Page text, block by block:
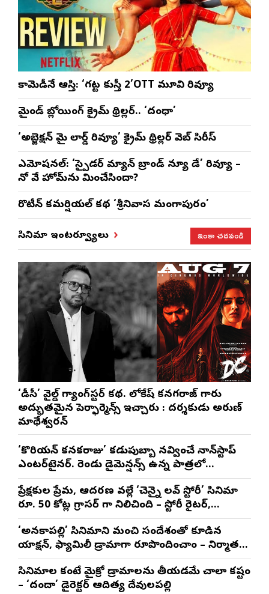
కామెడీనే ఆస్తి: ‘గట్ట కుస్తీ 2’OTT మూవి రివ్యూ
మైండ్ బ్లోయింగ్ క్రైమ్ థ్రిల్లర్.. ‘దంధా’
‘అబ్జెక్ష‌న్ మై లార్డ్ రివ్యూ’ క్రైమ్ థ్రిల్ల‌ర్ వెబ్ సిరీస్
ఎమోష‌న‌ల్‌: ‘స్పైడర్ మ్యాన్ బ్రాండ్ న్యూ డే’ రివ్యూ –
నో వే హోమ్‌ను మించేసిందా?
రొటీన్‌ కమర్షియల్‌ కథ ‘శ్రీనివాస మంగాపురం’
సినిమా ఇంటర్వ్యూలు ఇంకా చదవండి
‘డీసీ’ వైల్డ్ గ్యాంగ్‌స్టర్ కథ. లోకేష్ కనగరాజ్ గారు
అద్భుతమైన పెర్ఫార్మెన్స్ ఇచ్చారు : దర్శకుడు అరుణ్
మాథేశ్వరన్
‘కొరియన్ కనకరాజు’ కడుపుబ్బా నవ్వించే నాన్‌స్టాప్
ఎంటర్‌టైనర్. రెండు డైమెన్షన్స్ ఉన్న పాత్రలో
నటించడం చాలా సంతృప్తినిచ్చింది : వరుణ్ తేజ్
ప్రేక్షకుల ప్రేమ, ఆదరణ వల్లే ‘చెన్నై లవ్ స్టోరీ’ సినిమా
రూ. 50 కోట్ల గ్రాసర్ గా నిలిచింది – స్టోరీ రైటర్,
ప్రొడ్యూసర్ సాయి రాజేష్
‘అనకాపల్లి’ సినిమాని మంచి సందేశంతో కూడిన
యాక్షన్, ఫ్యామిలీ డ్రామాగా రూపొందించాం – నిర్మాతలు
త్రినాథరావు నక్కిన, కాండ్రేగుల నాయుడు
సినిమాల కంటే మైక్రో డ్రామాలను తీయడమే చాలా కష్టం
– ‘దందా’ డైరెక్ట‌ర్ ఆదిత్య దేవులపల్లి